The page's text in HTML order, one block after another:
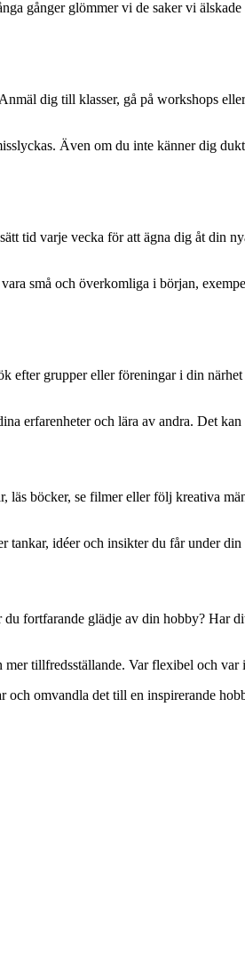
gånger glömmer vi de saker vi
dig till klasser, gå på workshops
Även om du inte känner dig
tid varje vecka för att ägna dig åt din
små och överkomliga i början,
efter grupper eller föreningar i din
erfarenheter och lära av andra. Det
böcker, se filmer eller följ kreativa
idéer och insikter du får under
fortfarande glädje av din hobby? Har
tillfredsställande. Var flexibel och
och omvandla det till en inspirerande